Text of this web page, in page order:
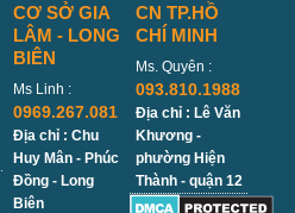
CƠ SỞ GIA
LÂM - LONG
BIÊN
Ms Linh :
0969.267.081
Địa chỉ : Chu
Huy Mân - Phúc
Đồng - Long
Biên
CN TP.HỒ
CHÍ MINH
Ms. Quyên :
093.810.1988
Địa chỉ : Lê Văn
Khương -
phường Hiện
Thành - quận 12